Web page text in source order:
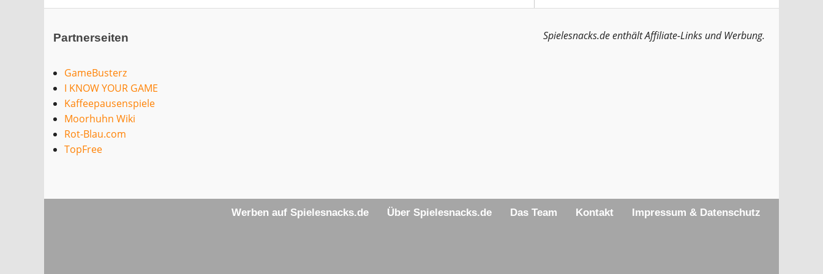
Partnerseiten
GameBusterz
I KNOW YOUR GAME
Kaffeepausenspiele
Moorhuhn Wiki
Rot-Blau.com
TopFree
Spielesnacks.de enthält Affiliate-Links und Werbung.
Werben auf Spielesnacks.de Über Spielesnacks.de Das Team Kontakt Impressum & Datenschutz